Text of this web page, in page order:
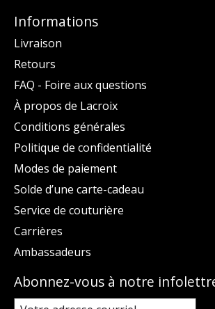
Informations
Livraison
Retours
FAQ - Foire aux questions
À propos de Lacroix
Conditions générales
Politique de confidentialité
Modes de paiement
Solde d’une carte-cadeau
Service de couturière
Carrières
Ambassadeurs
Abonnez-vous à notre